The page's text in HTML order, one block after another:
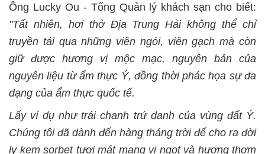
Ông Lucky Ou - Tổng Quản lý khách sạn cho biết:
"Tất nhiên, hơi thở Địa Trung Hải không thể chỉ
truyền tải qua những viên ngói, viên gạch mà còn
giữ được hương vị mộc mạc, nguyên bản của
nguyên liệu từ ẩm thực Ý, đồng thời phác họa sự đa
dạng của ẩm thực quốc tế.
Lấy ví dụ như trái chanh trứ danh của vùng đất Ý.
Chúng tôi đã dành đến hàng tháng trời để cho ra đời
ly kem sorbet tươi mát mang vị ngọt và hương thơm